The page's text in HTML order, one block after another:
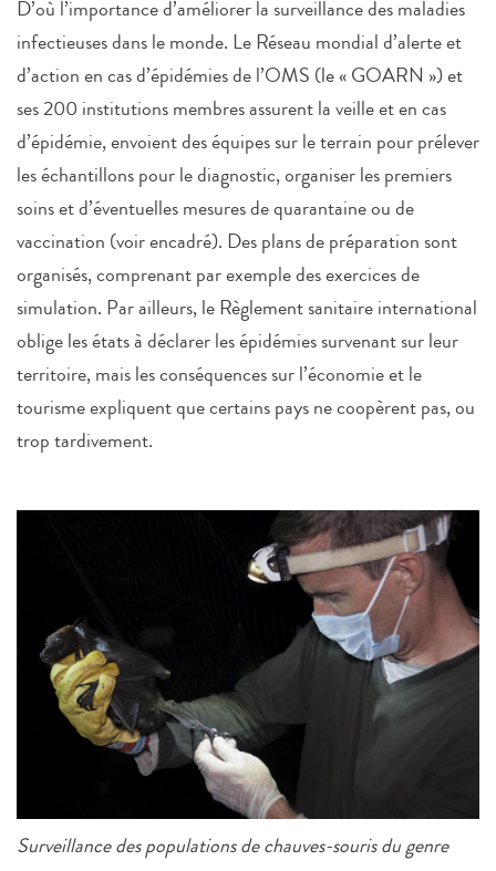
D’où l’importance d’améliorer la surveillance des maladies
infectieuses dans le monde. Le Réseau mondial d’alerte et
d’action en cas d’épidémies de l’OMS (le « GOARN ») et
ses 200 institutions membres assurent la veille et en cas
d’épidémie, envoient des équipes sur le terrain pour prélever
les échantillons pour le diagnostic, organiser les premiers
soins et d’éventuelles mesures de quarantaine ou de
vaccination (voir encadré). Des plans de préparation sont
organisés, comprenant par exemple des exercices de
simulation. Par ailleurs, le Règlement sanitaire international
oblige les états à déclarer les épidémies survenant sur leur
territoire, mais les conséquences sur l’économie et le
tourisme expliquent que certains pays ne coopèrent pas, ou
trop tardivement.
Surveillance des populations de chauves-souris du genre